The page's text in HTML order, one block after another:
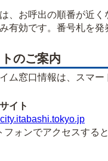
、お呼出の順番が近く
有効です。番号札を発
のご案内
ム窓口情報は、スマー
イト
ンでアクセスすると